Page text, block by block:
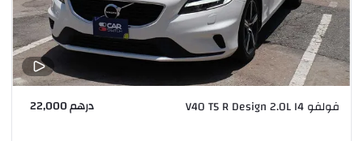
فولفو V40 T5 R Design 2.0L I4 درهم 22,000